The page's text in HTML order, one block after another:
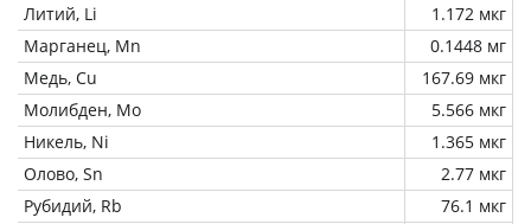
Литий, Li
1.172 мкг
Марганец, Mn
0.1448 мг
Медь, Cu
167.69 мкг
Молибден, Mo
5.566 мкг
Никель, Ni
1.365 мкг
Олово, Sn
2.77 мкг
Рубидий, Rb
76.1 мкг